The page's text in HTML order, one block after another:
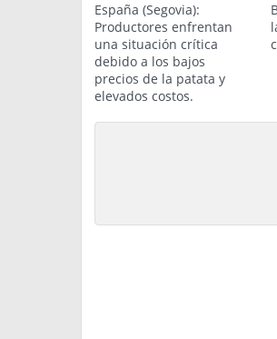
España (Segovia):
Productores enfrentan
una situación crítica
debido a los bajos
precios de la patata y
elevados costos.